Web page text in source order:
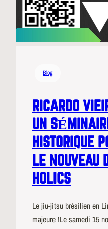
Blog
RICARDO
UN
HISTORIQUE
LE NOUVEAU
HOLICS
Le jiu-jitsu brésilien en
majeure !Le samedi 15